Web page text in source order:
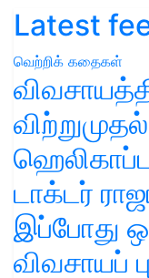
Latest
வெற்றிக் கதைகள்
டாக்டர்
இப்போது
விவசாயப்